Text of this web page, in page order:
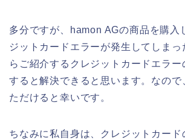
多分ですが、hamon AGの商品を購入
ジットカードエラーが発生してしまっ
らご紹介するクレジットカードエラー
すると解決できると思います。なので
ただけると幸いです。
ちなみに私自身は、クレジットカード